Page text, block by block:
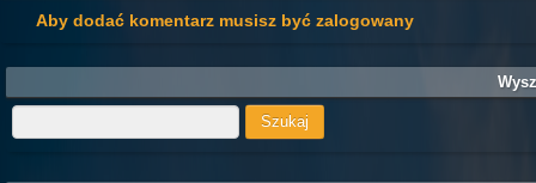
Aby dodać komentarz musisz być zalogowany